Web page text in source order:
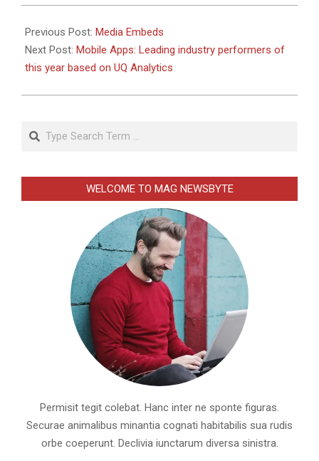
09-
19
Previous Post: Media Embeds
Next Post: Mobile Apps: Leading industry performers of
this year based on UQ Analytics
WELCOME TO MAG NEWSBYTE
Permisit tegit colebat. Hanc inter ne sponte figuras.
Securae animalibus minantia cognati habitabilis sua rudis
orbe coeperunt. Declivia iunctarum diversa sinistra.